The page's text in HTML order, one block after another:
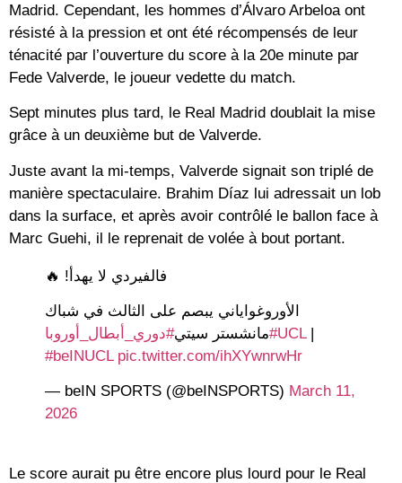
Madrid. Cependant, les hommes d’Álvaro Arbeloa ont
résisté à la pression et ont été récompensés de leur
ténacité par l’ouverture du score à la 20e minute par
Fede Valverde, le joueur vedette du match.
Sept minutes plus tard, le Real Madrid doublait la mise
grâce à un deuxième but de Valverde.
Juste avant la mi-temps, Valverde signait son triplé de
manière spectaculaire. Brahim Díaz lui adressait un lob
dans la surface, et après avoir contrôlé le ballon face à
Marc Guehi, il le reprenait de volée à bout portant.
فالفيردي لا يهدأ! 🔥
الأوروغواياني يبصم على الثالث في شباك
مانشستر سيتي#دوري_أبطال_أوروبا #UCL|
#beINUCL pic.twitter.com/ihXYwnrwHr
— beIN SPORTS (@beINSPORTS) March 11,
2026
Le score aurait pu être encore plus lourd pour le Real